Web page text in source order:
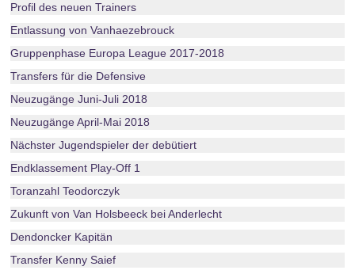
Profil des neuen Trainers
Entlassung von Vanhaezebrouck
Gruppenphase Europa League 2017-2018
Transfers für die Defensive
Neuzugänge Juni-Juli 2018
Neuzugänge April-Mai 2018
Nächster Jugendspieler der debütiert
Endklassement Play-Off 1
Toranzahl Teodorczyk
Zukunft von Van Holsbeeck bei Anderlecht
Dendoncker Kapitän
Transfer Kenny Saief